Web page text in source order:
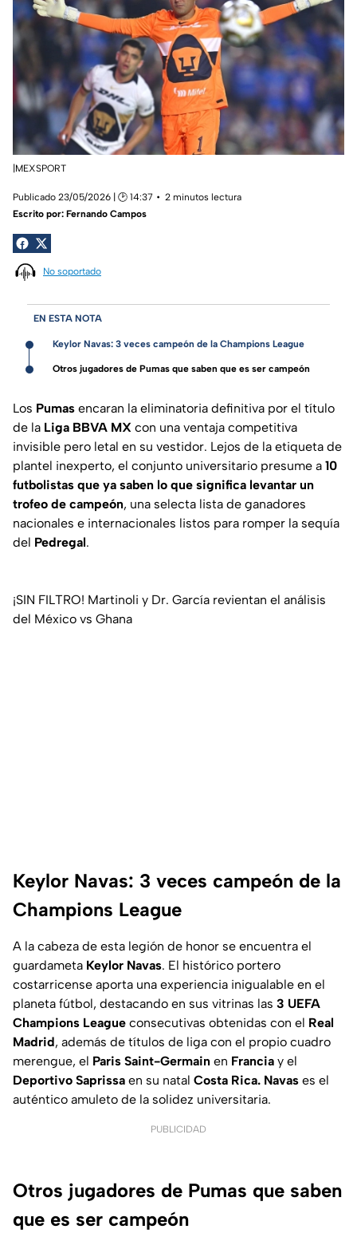
|MEXSPORT
Publicado 23/05/2026 | 🕑 14:37
2 minutos lectura
Escrito por: Fernando Campos
No soportado
EN ESTA NOTA
Keylor Navas: 3 veces campeón de la Champions League
Otros jugadores de Pumas que saben que es ser campeón
Los Pumas encaran la eliminatoria definitiva por el título
de la Liga BBVA MX con una ventaja competitiva
invisible pero letal en su vestidor. Lejos de la etiqueta de
plantel inexperto, el conjunto universitario presume a 10
futbolistas que ya saben lo que significa levantar un
trofeo de campeón, una selecta lista de ganadores
nacionales e internacionales listos para romper la sequía
del Pedregal.
¡SIN FILTRO! Martinoli y Dr. García revientan el análisis
del México vs Ghana
Keylor Navas: 3 veces campeón de la
Champions League
A la cabeza de esta legión de honor se encuentra el
guardameta Keylor Navas. El histórico portero
costarricense aporta una experiencia inigualable en el
planeta fútbol, destacando en sus vitrinas las 3 UEFA
Champions League consecutivas obtenidas con el Real
Madrid, además de títulos de liga con el propio cuadro
merengue, el Paris Saint-Germain en Francia y el
Deportivo Saprissa en su natal Costa Rica. Navas es el
auténtico amuleto de la solidez universitaria.
PUBLICIDAD
Otros jugadores de Pumas que saben
que es ser campeón